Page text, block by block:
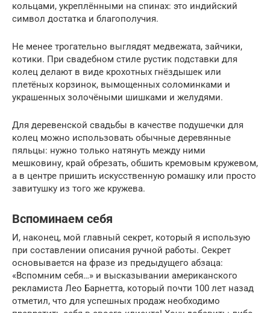
кольцами, укреплёнными на спинах: это индийский
символ достатка и благополучия.
Не менее трогательно выглядят медвежата, зайчики,
котики. При свадебном стиле рустик подставки для
колец делают в виде крохотных гнёздышек или
плетёных корзинок, вымощенных соломинками и
украшенных золочёными шишками и желудями.
Для деревенской свадьбы в качестве подушечки для
колец можно использовать обычные деревянные
пяльцы: нужно только натянуть между ними
мешковину, край обрезать, обшить кремовым кружевом,
а в центре пришить искусственную ромашку или просто
завитушку из того же кружева.
Вспоминаем себя
И, наконец, мой главный секрет, который я использую
при составлении описания ручной работы. Секрет
основывается на фразе из предыдущего абзаца:
«Вспомним себя…» и высказывании американского
рекламиста Лео Барнетта, который почти 100 лет назад
отметил, что для успешных продаж необходимо